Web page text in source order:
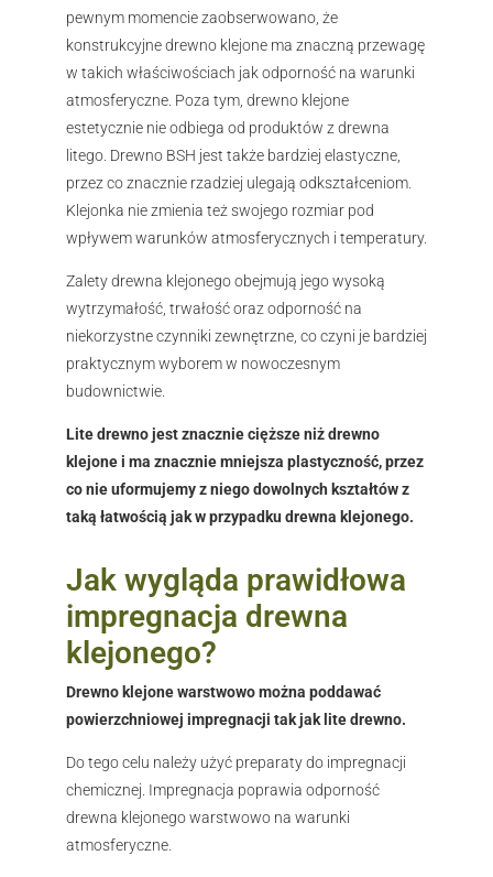
pewnym momencie zaobserwowano, że
konstrukcyjne drewno klejone ma znaczną przewagę
w takich właściwościach jak odporność na warunki
atmosferyczne. Poza tym, drewno klejone
estetycznie nie odbiega od produktów z drewna
litego. Drewno BSH jest także bardziej elastyczne,
przez co znacznie rzadziej ulegają odkształceniom.
Klejonka nie zmienia też swojego rozmiar pod
wpływem warunków atmosferycznych i temperatury.
Zalety drewna klejonego obejmują jego wysoką
wytrzymałość, trwałość oraz odporność na
niekorzystne czynniki zewnętrzne, co czyni je bardziej
praktycznym wyborem w nowoczesnym
budownictwie.
Lite drewno jest znacznie cięższe niż drewno
klejone i ma znacznie mniejsza plastyczność, przez
co nie uformujemy z niego dowolnych kształtów z
taką łatwością jak w przypadku drewna klejonego.
Jak wygląda prawidłowa
impregnacja drewna
klejonego?
Drewno klejone warstwowo można poddawać
powierzchniowej impregnacji tak jak lite drewno.
Do tego celu należy użyć preparaty do impregnacji
chemicznej. Impregnacja poprawia odporność
drewna klejonego warstwowo na warunki
atmosferyczne.